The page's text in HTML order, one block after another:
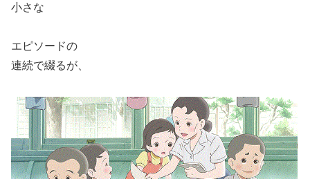
小さな
エピソードの
連続で綴るが、